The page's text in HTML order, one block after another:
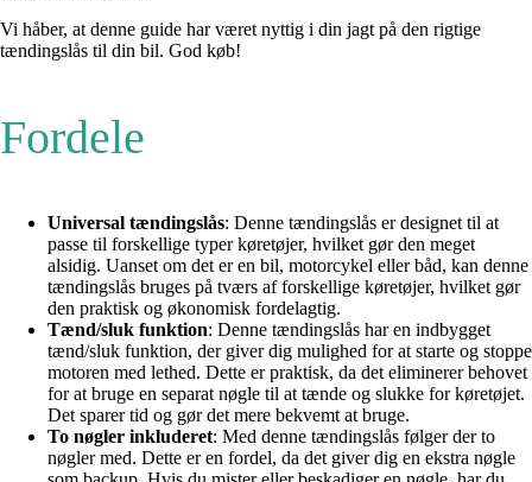
Vi håber, at denne guide har været nyttig i din jagt på den rigtige
tændingslås til din bil. God køb!
Fordele
Universal tændingslås: Denne tændingslås er designet til at
passe til forskellige typer køretøjer, hvilket gør den meget
alsidig. Uanset om det er en bil, motorcykel eller båd, kan denne
tændingslås bruges på tværs af forskellige køretøjer, hvilket gør
den praktisk og økonomisk fordelagtig.
Tænd/sluk funktion: Denne tændingslås har en indbygget
tænd/sluk funktion, der giver dig mulighed for at starte og stoppe
motoren med lethed. Dette er praktisk, da det eliminerer behovet
for at bruge en separat nøgle til at tænde og slukke for køretøjet.
Det sparer tid og gør det mere bekvemt at bruge.
To nøgler inkluderet: Med denne tændingslås følger der to
nøgler med. Dette er en fordel, da det giver dig en ekstra nøgle